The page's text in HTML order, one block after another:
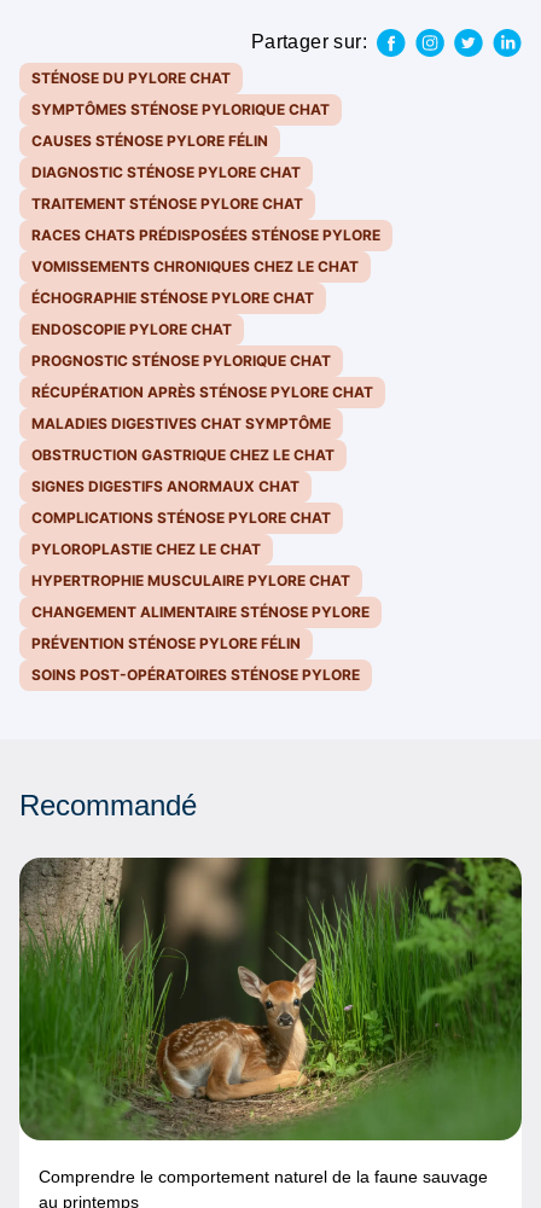
Partager sur:
STÉNOSE DU PYLORE CHAT
SYMPTÔMES STÉNOSE PYLORIQUE CHAT
CAUSES STÉNOSE PYLORE FÉLIN
DIAGNOSTIC STÉNOSE PYLORE CHAT
TRAITEMENT STÉNOSE PYLORE CHAT
RACES CHATS PRÉDISPOSÉES STÉNOSE PYLORE
VOMISSEMENTS CHRONIQUES CHEZ LE CHAT
ÉCHOGRAPHIE STÉNOSE PYLORE CHAT
ENDOSCOPIE PYLORE CHAT
PROGNOSTIC STÉNOSE PYLORIQUE CHAT
RÉCUPÉRATION APRÈS STÉNOSE PYLORE CHAT
MALADIES DIGESTIVES CHAT SYMPTÔME
OBSTRUCTION GASTRIQUE CHEZ LE CHAT
SIGNES DIGESTIFS ANORMAUX CHAT
COMPLICATIONS STÉNOSE PYLORE CHAT
PYLOROPLASTIE CHEZ LE CHAT
HYPERTROPHIE MUSCULAIRE PYLORE CHAT
CHANGEMENT ALIMENTAIRE STÉNOSE PYLORE
PRÉVENTION STÉNOSE PYLORE FÉLIN
SOINS POST-OPÉRATOIRES STÉNOSE PYLORE
Recommandé
Comprendre le comportement naturel de la faune sauvage
au printemps